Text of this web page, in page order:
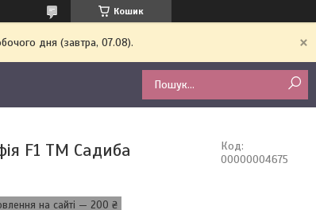
Кошик
дня (завтра, 07.08).
F1 ТМ Садиба
на сайті — 200 ₴
Код:
00000004675